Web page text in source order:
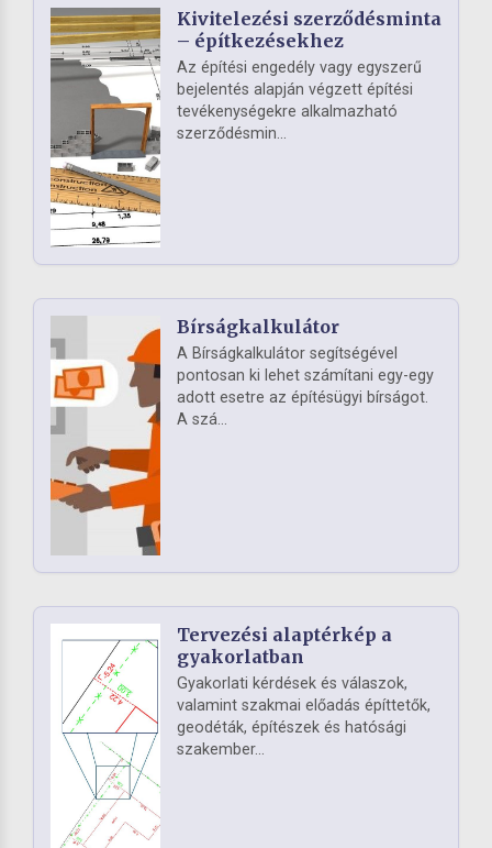
Kivitelezési szerződésminta
– építkezésekhez
Az építési engedély vagy egyszerű
bejelentés alapján végzett építési
tevékenységekre alkalmazható
szerződésmin...
Bírságkalkulátor
A Bírságkalkulátor segítségével
pontosan ki lehet számítani egy-egy
adott esetre az építésügyi bírságot.
A szá...
Tervezési alaptérkép a
gyakorlatban
Gyakorlati kérdések és válaszok,
valamint szakmai előadás építtetők,
geodéták, építészek és hatósági
szakember...